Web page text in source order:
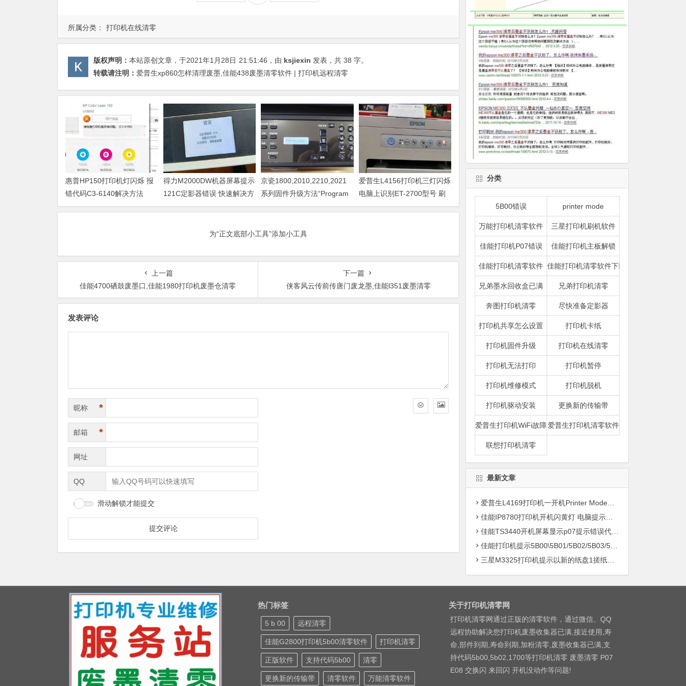
所属分类： 打印机在线清零
版权声明： 本站原创文章，于2021年1月28日 21:51:46 ，由 ksjiexin 发表，共 38 字。
转载请注明： 爱普生xp860怎样清理废墨,佳能438废墨清零软件 | 打印机远程清零
惠普HP150打印机灯闪烁 报
错代码C3-6140解决方法
得力M2000DW机器屏幕提示
121C定影器错误 快速解决方
法
京瓷1800,2010,2210,2021
系列固件升级方法“Program
Loading或者卡LOGO
爱普生L4156打印机三灯闪烁
电脑上识别ET-2700型号 刷
固件快速解决问题
为“正文底部小工具”添加小工具
上一篇
佳能4700硒鼓废墨口,佳能1980打印机废墨仓清零
下一篇
侠客风云传前传唐门废龙墨,佳能l351废墨清零
发表评论
昵称 *
邮箱 *
网址
QQ
滑动解锁才能提交
分类
5B00错误 printer mode
万能打印机清零软件 三星打印机刷机软件
佳能打印机P07错误 佳能打印机主板解锁
佳能打印机清零软件 佳能打印机清零软件下载
兄弟墨水回收盒已满 兄弟打印机清零
奔图打印机清零 尽快准备定影器
打印机共享怎么设置 打印机卡纸
打印机固件升级 打印机在线清零
打印机无法打印 打印机暂停
打印机维修模式 打印机脱机
打印机驱动安装 更换新的传输带
爱普生打印机WiFi故障爱普生打印机清零软件
联想打印机清零
最新文章
爱普生L4169打印机一开机Printer Mode故障主板维修
佳能IP8780打印机开机闪黄灯 电脑提示错误5B00快速解决方案清零
佳能TS3440开机屏幕显示p07提示错误代码5B00快速解决方案 清零
佳能打印机提示5B00\5B01/5B02/5B03/5B04/5B11/5B12/5B13/5B14/1700/1702/1703/1704
三星M3325打印机提示以新的纸盘1搓纸轮进行更换
热门标签
5 b 00 远程清零
佳能G2800打印机5b00清零软件 打印机清零
正版软件 支持代码5b00 清零
更换新的传输带 清零软件 万能清零软件
关于打印机清零网
打印机清零网通过正版的清零软件，通过微信、QQ
远程协助解决您打印机废墨收集器已满,接近使用,寿
命,部件到期,寿命到期,加粉清零,废墨收集器已满,支
持代码5b00,5b02,1700等打印机清零 废墨清零 P07
E08 交换闪 来回闪 开机没动作等问题!